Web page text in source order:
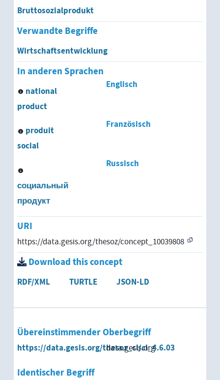
Bruttosozialprodukt
Verwandte Begriffe
Wirtschaftsentwicklung
In anderen Sprachen
Englisch
national
product
Französisch
produit
social
Russisch
социальный
продукт
URI
https://data.gesis.org/thesoz/concept_10039808
Download this concept
RDF/XML TURTLE JSON-LD
Übereinstimmender Oberbegriff
https://data.gesis.org/thesoz_cl/cl_4.6.03
data.gesis.org
Identischer Begriff